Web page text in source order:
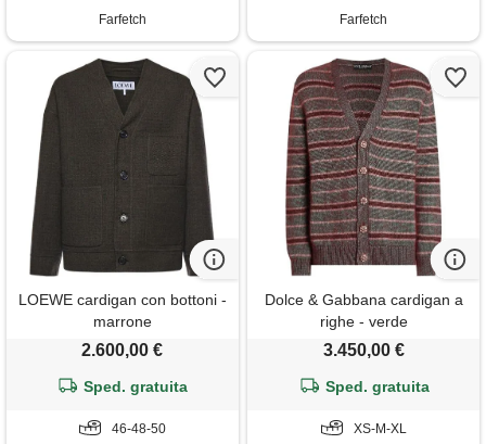
Farfetch
Farfetch
LOEWE cardigan con bottoni -
marrone
2.600,00 €
Sped. gratuita
46-48-50
Dolce & Gabbana cardigan a
righe - verde
3.450,00 €
Sped. gratuita
XS-M-XL